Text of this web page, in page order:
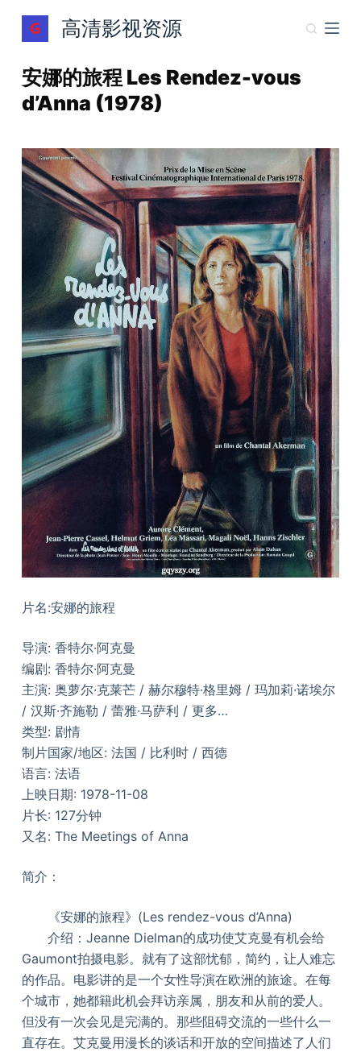
跳
过
容
高清影视资源
安娜的旅程 Les Rendez-vous
d’Anna (1978)
片名:安娜的旅程
导演: 香特尔·阿克曼
编剧: 香特尔·阿克曼
主演: 奥萝尔·克莱芒 / 赫尔穆特·格里姆 / 玛加莉·诺埃尔
/ 汉斯·齐施勒 / 蕾雅·马萨利 / 更多…
类型: 剧情
制片国家/地区: 法国 / 比利时 / 西德
语言: 法语
上映日期: 1978-11-08
片长: 127分钟
又名: The Meetings of Anna
简介：
《安娜的旅程》(Les rendez-vous d’Anna)
介绍：Jeanne Dielman的成功使艾克曼有机会给
Gaumont拍摄电影。就有了这部忧郁，简约，让人难忘
的作品。电影讲的是一个女性导演在欧洲的旅途。在每
个城市，她都籍此机会拜访亲属，朋友和从前的爱人。
但没有一次会见是完满的。那些阻碍交流的一些什么一
直存在。艾克曼用漫长的谈话和开放的空间描述了人们